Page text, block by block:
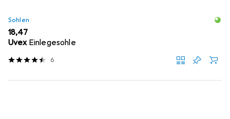
Sohlen
EUR
18,47
Uvex Einlegesohle
6